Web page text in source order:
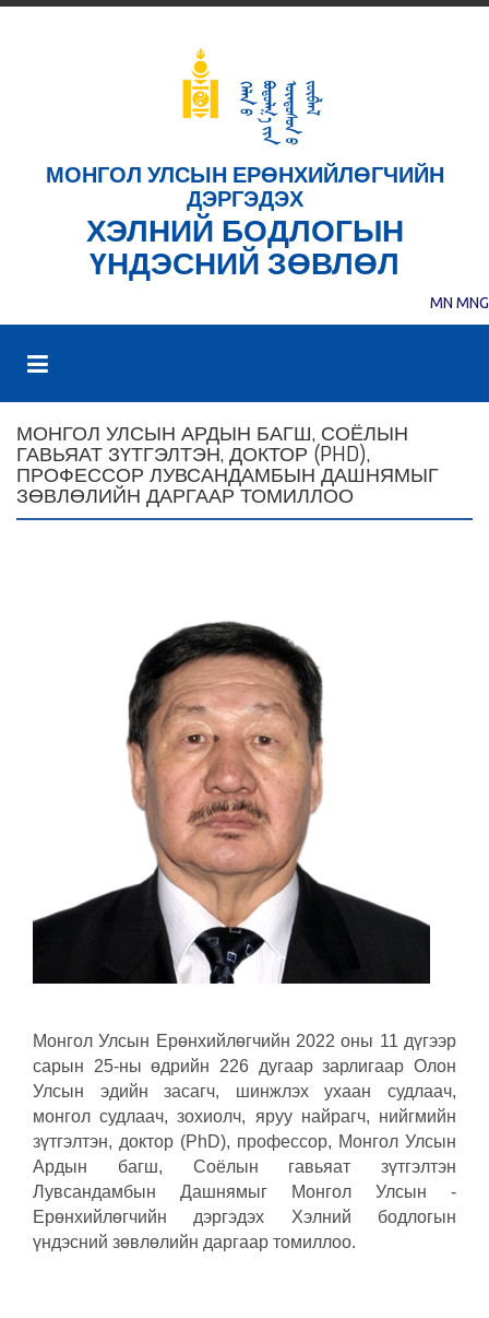
МОНГОЛ УЛСЫН ЕРӨНХИЙЛӨГЧИЙН
ДЭРГЭДЭХ
ХЭЛНИЙ БОДЛОГЫН
ҮНДЭСНИЙ ЗӨВЛӨЛ
MN MNG
МОНГОЛ УЛСЫН АРДЫН БАГШ, СОЁЛЫН
ГАВЬЯАТ ЗҮТГЭЛТЭН, ДОКТОР (PHD),
ПРОФЕССОР ЛУВСАНДАМБЫН ДАШНЯМЫГ
ЗӨВЛӨЛИЙН ДАРГААР ТОМИЛЛОО
Монгол Улсын Ерөнхийлөгчийн 2022 оны 11 дүгээр
сарын 25-ны өдрийн 226 дугаар зарлигаар Олон
Улсын эдийн засагч, шинжлэх ухаан судлаач,
монгол судлаач, зохиолч, яруу найрагч, нийгмийн
зүтгэлтэн, доктор (PhD), профессор, Монгол Улсын
Ардын багш, Соёлын гавьяат зүтгэлтэн
Лувсандамбын Дашнямыг Монгол Улсын ­
Ерөнхийлөгчийн дэргэдэх Хэлний бодлогын
үндэсний зөвлөлийн даргаар томиллоо.